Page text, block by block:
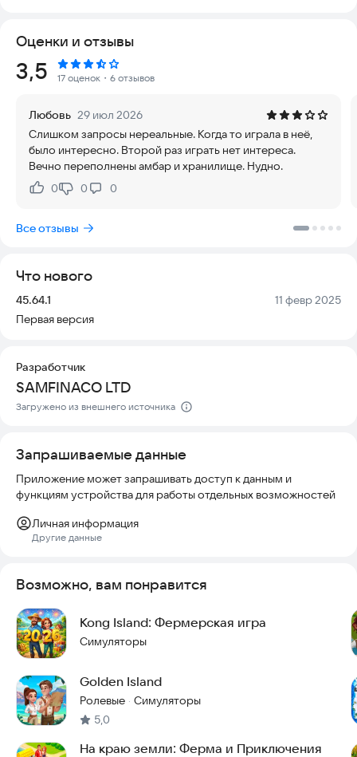
животные и милые питомцы ждут тебя! Харизматичные и
общительные персонажи с нетерпением ждут момента
рассказать тебе свои интересные истории!
своих фабриках, выполняй заказы гостей и получай
заслуженную награду для развития своей уютной фермы.
Исследуй новые земли, погружайся в шахты и морские
глубины, решай загадки ради поиска верного пути к
сокровищам пиратов!
Открой в себе авантюриста, начни свой собственный бизнес,
на солнечных островах в сердце тропического моря! Чего
ОСОБЕННОСТИ:
• Захватывающие дух пейзажи и потрясающая графика
• Создание своей собственной фермы с помощью десятков
самых разных продуктов
• Путешествие в незабываемые экспедиции по архипелагу
Funky Bay
• Изучение и расширение своих островных владений
глубине джунглей
• Выполнение более чем 100 различных квестов с приятными
бонусами и сувенирами
• Бесконечное общение с местными обитателями островов
https://belka-games.com/ru/terms-of-service/
https://belka-games.com/ru/privacy/
Попробуй игру прямо сейчас и начни свое приключение!
Оценки и отзывы
Рейтинг:
3,5 17 оценок ・6 отзывов
Любовь 29 июл 2026
Слишком запросы нереальные. Когда то играла в неё,
было интересно. Второй раз играть нет интереса.
Вечно переполнены амбар и хранилище. Нудно.
Нравится:
0Не нравится:
0 0
Все отзывы
Что нового
Версия:
45.64.1 Дата:
11 февр 2025
Первая версия
Разработчик
SAMFINACO LTD
Загружено из внешнего источника
Запрашиваемые данные
Приложение может запрашивать доступ к данным и
функциям устройства для работы отдельных возможностей
Личная информация
Другие данные
Возможно, вам понравится
Kong Island: Фермерская игра
Симуляторы
Golden Island
Ролевые · Симуляторы
5,0
На краю земли: Ферма и Приключения